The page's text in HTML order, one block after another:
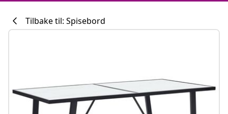
Tilbake til: Spisebord